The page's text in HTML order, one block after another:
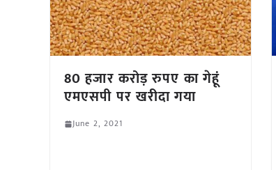
80 हजार करोड़ रुपए का गेहूं
एमएसपी पर खरीदा गया
June 2, 2021